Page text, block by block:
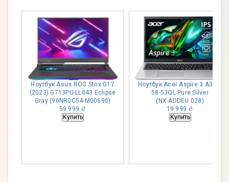
Ноутбук Asus ROG Strix G17
(2023) G713PU-LL043 Eclipse
Gray (90NR0C54-M00690)
59 999 ₴
Купить
Ноутбук Acer Aspire 3 A315-
58-53QL Pure Silver
(NX.ADDEU.028)
19 999 ₴
Купить